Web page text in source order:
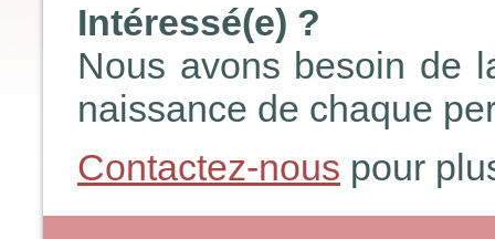
Intéressé(e) ?
Nous avons besoin de
naissance de chaque
Contactez-nous pour